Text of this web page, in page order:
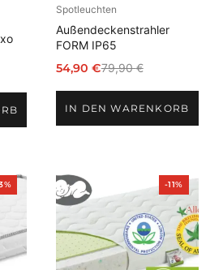
Spotleuchten
Außendeckenstrahler
FORM IP65
79,90€
Ursprünglicher
Preis
war:
79,90 €
54,90 €
Aktueller
Preis
ist:
54,90 €.
IN DEN WARENKORB
Produkt
im
-11%Produkt
im
Angebot